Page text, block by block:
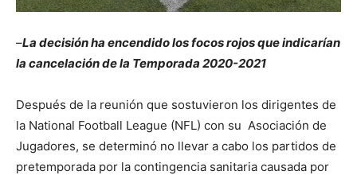
–La decisión ha encendido los focos rojos que indicarían
la cancelación de la Temporada 2020-2021
Después de la reunión que sostuvieron los dirigentes de
la National Football League (NFL) con su Asociación de
Jugadores, se determinó no llevar a cabo los partidos de
pretemporada por la contingencia sanitaria causada por